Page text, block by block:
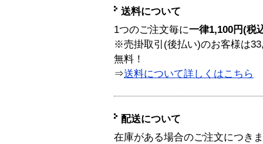
送料について
1つのご注文毎に一律1,100円(税
※売掛取引(後払い)のお客様は
無料！
⇒送料について詳しくはこちら
配送について
在庫がある場合のご注文につき